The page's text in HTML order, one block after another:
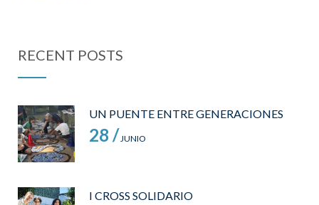
RECENT POSTS
UN PUENTE ENTRE GENERACIONES
28 / JUNIO
I CROSS SOLIDARIO